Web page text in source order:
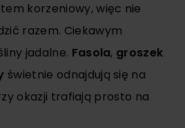
korzeniowy, więc nie
razem. Ciekawym
jadalne. Fasola, groszek
świetnie odnajdują się na
okazji trafiają prosto na